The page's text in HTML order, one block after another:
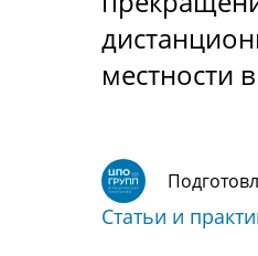
местности
Статьи и